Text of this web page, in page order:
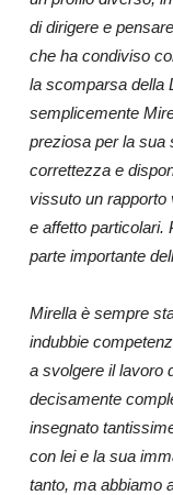
di dirigere e
che ha condiviso
la scomparsa della
semplicemente
preziosa per la sua
correttezza e
vissuto un rapporto
e affetto particolari.
parte importante
Mirella è sempre
indubbie
a svolgere il lavoro
decisamente
insegnato
con lei e la sua
tanto, ma abbiamo